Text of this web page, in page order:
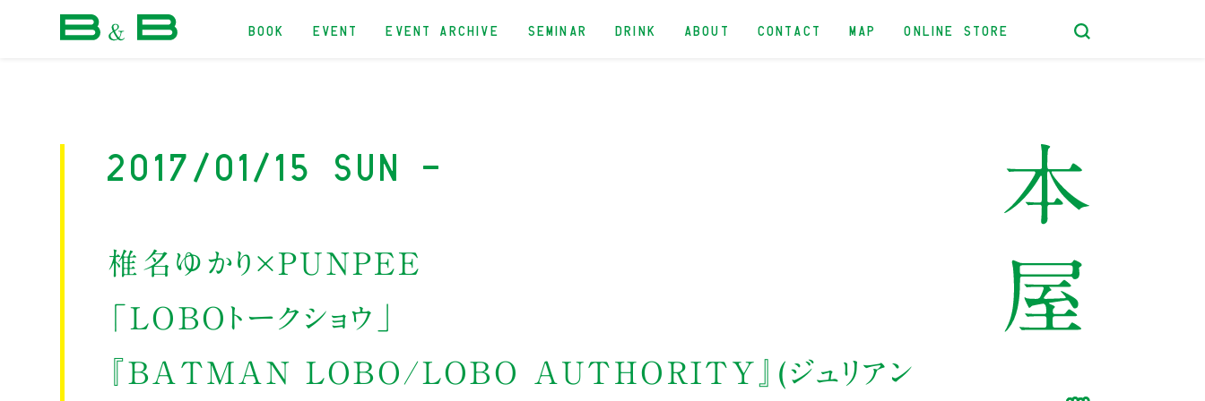
BOOK EVENT EVENT ARCHIVE SEMINAR DRINK ABOUT CONTACT MAP ONLINE STORE
2017/01/15 Sun -
椎名ゆかり×PUNPEE
「LOBOトークショウ」
『BATMAN LOBO/LOBO AUTHORITY』(ジュリアン